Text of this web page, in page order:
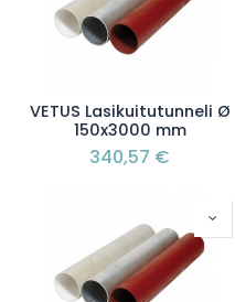
VETUS Lasikuitutunneli Ø
150x3000 mm
340,57 €